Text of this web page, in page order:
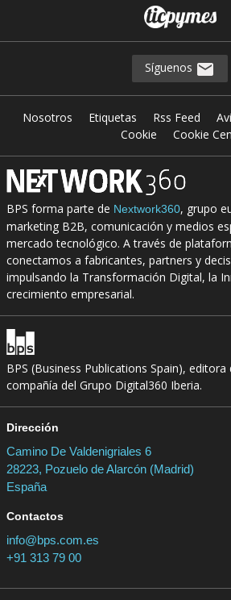
Síguenos
Nosotros Etiquetas Rss Feed
Cookie
Cookie
BPS forma parte de Nextwork360, grupo
marketing B2B, comunicación y medios
mercado tecnológico. A través de
conectamos a fabricantes, partners y
impulsando la Transformación Digital, la
crecimiento empresarial.
BPS (Business Publications Spain),
compañía del Grupo Digital360 Iberia.
Dirección
Camino De Valdenigriales 6
28223, Pozuelo de Alarcón (Madrid)
España
Contactos
info@bps.com.es
+91 313 79 00